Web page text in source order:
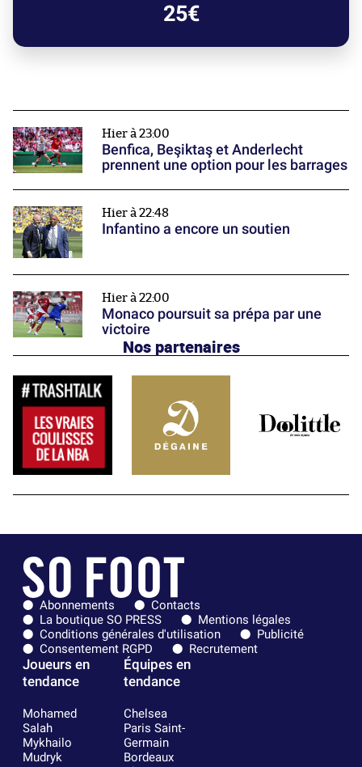
25€
Hier à 23:00
Benfica, Beşiktaş et Anderlecht
prennent une option pour les barrages
Hier à 22:48
Infantino a encore un soutien
Hier à 22:00
Monaco poursuit sa prépa par une
victoire
Nos partenaires
Abonnements
Contacts
La boutique SO PRESS
Mentions légales
Conditions générales d'utilisation
Publicité
Consentement RGPD
Recrutement
Joueurs en
tendance
Mohamed
Salah
Mykhailo
Mudryk
Équipes en
tendance
Chelsea
Paris Saint-
Germain
Bordeaux